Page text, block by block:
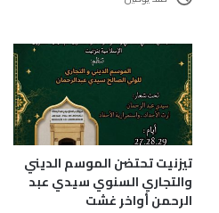
تيزنيت تحتضن الموسم الديني
والتجاري السنوي سيدي عبد
الرحمن أواخر غشت